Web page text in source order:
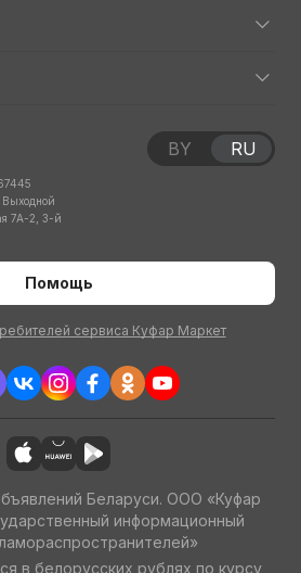
7А-2, 3-й
Помощь
сервиса Куфар Маркет
BY RU
Беларуси. ООО «Куфар
информационный
в белорусских рублях по курсу